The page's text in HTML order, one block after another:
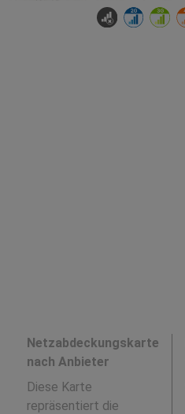
Netzabdeckungskarte
nach Anbieter
Diese Karte
repräsentiert die